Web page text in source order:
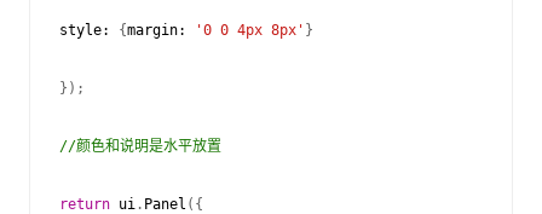
style: {margin: '0 0 4px 8px' }
});
//颜色和说明是水平放置
return ui . Panel ({